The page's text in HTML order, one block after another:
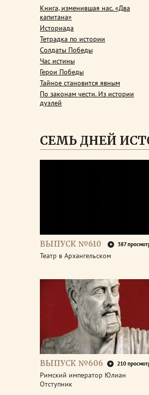
Книга, изменившая нас. «Два
капитана»
Историада
Тетрадка по истории
Солдаты Победы
Час истины
Герои Победы
Тайное становится явным
По законам чести. Из истории
дуэлей
СЕМЬ ДНЕЙ
ВЫПУСК №610 387
Театр в Архангельском
ВЫПУСК №606 210
Римский император Юлиан
Отступник